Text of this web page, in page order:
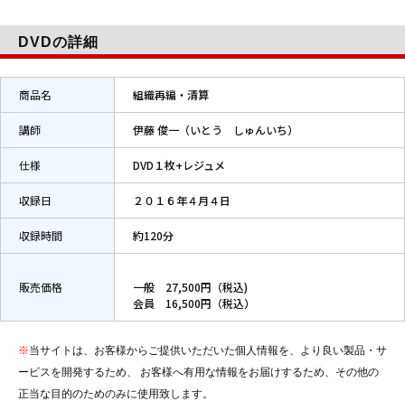
DVDの詳細
商品名 組織再編・清算
講師 伊藤 俊一（いとう しゅんいち）
仕様 DVD１枚+レジュメ
収録日 ２０１６年４月４日
収録時間 約120分
販売価格
一般 27,500円（税込)
会員 16,500円（税込）
※当サイトは、お客様からご提供いただいた個人情報を、より良い製品・サ
ービスを開発するため、 お客様へ有用な情報をお届けするため、その他の
正当な目的のためのみに使用致します。